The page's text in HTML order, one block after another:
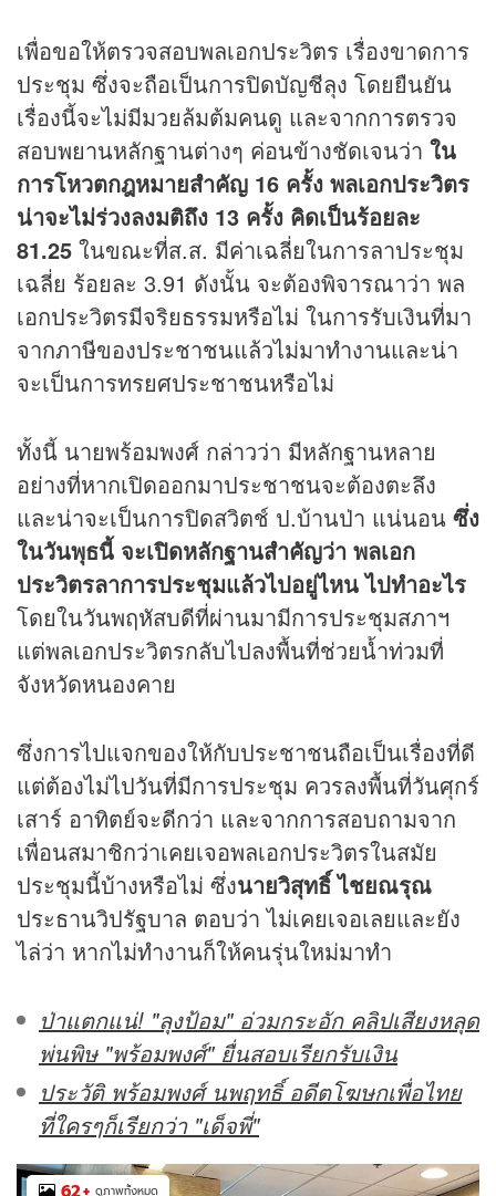
เพื่อขอให้ตรวจสอบพลเอกประวิตร เรื่องขาดการ
ประชุม ซึ่งจะถือเป็นการปิดบัญชีลุง โดยยืนยัน
เรื่องนี้จะไม่มีมวยล้มต้มคนดู และจากการตรวจ
สอบพยานหลักฐานต่างๆ ค่อนข้างชัดเจนว่า ใน
การโหวตกฎหมายสำคัญ 16 ครั้ง พลเอกประวิตร
น่าจะไม่ร่วงลงมติถึง 13 ครั้ง คิดเป็นร้อยละ
81.25 ในขณะที่ส.ส. มีค่าเฉลี่ยในการลาประชุม
เฉลี่ย ร้อยละ 3.91 ดังนั้น จะต้องพิจารณาว่า พล
เอกประวิตรมีจริยธรรมหรือไม่ ในการรับเงินที่มา
จากภาษีของประชาชนแล้วไม่มาทำงานและน่า
จะเป็นการทรยศประชาชนหรือไม่
ทั้งนี้ นายพร้อมพงศ์ กล่าวว่า มีหลักฐานหลาย
อย่างที่หากเปิดออกมาประชาชนจะต้องตะลึง
และน่าจะเป็นการปิดสวิตช์ ป.บ้านป่า แน่นอน ซึ่ง
ในวันพุธนี้ จะเปิดหลักฐานสำคัญว่า พลเอก
ประวิตรลาการประชุมแล้วไปอยู่ไหน ไปทำอะไร
โดยในวันพฤหัสบดีที่ผ่านมามีการประชุมสภาฯ
แต่พลเอกประวิตรกลับไปลงพื้นที่ช่วยน้ำท่วมที่
จังหวัดหนองคาย
ซึ่งการไปแจกของให้กับประชาชนถือเป็นเรื่องที่ดี
แต่ต้องไม่ไปวันที่มีการประชุม ควรลงพื้นที่วันศุกร์
เสาร์ อาทิตย์จะดีกว่า และจากการสอบถามจาก
เพื่อนสมาชิกว่าเคยเจอพลเอกประวิตรในสมัย
ประชุมนี้บ้างหรือไม่ ซึ่งนายวิสุทธิ์ ไชยณรุณ
ประธานวิปรัฐบาล ตอบว่า ไม่เคยเจอเลยและยัง
ไล่ว่า หากไม่ทำงานก็ให้คนรุ่นใหม่มาทำ
ป่าแตกแน่! "ลุงป้อม" อ่วมกระอัก คลิปเสียงหลุด
พ่นพิษ "พร้อมพงศ์" ยื่นสอบเรียกรับเงิน
ประวัติ พร้อมพงศ์ นพฤทธิ์ อดีตโฆษกเพื่อไทย
ที่ใครๆก็เรียกว่า "เด็จพี่"
62+ ดูภาพทั้งหมด